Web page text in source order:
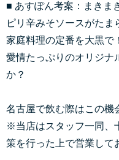
■ あすぽん考案：まきま
ピリ辛みそソースがたま
家庭料理の定番を大黒で！
愛情たっぷりのオリジナ
か？
名古屋で飲む際はこの機
※当店はスタッフ一同、
策を行った上で営業して